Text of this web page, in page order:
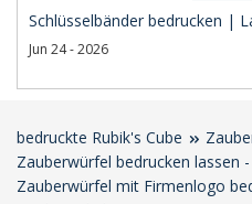
Schlüsselbänder bedrucken |
Jun 24 - 2026
bedruckte Rubik's Cube
Zauberwürfel bedrucken lassen
Zauberwürfel mit Firmenlogo